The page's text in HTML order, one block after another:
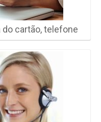
cartão, telefone